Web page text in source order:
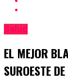
Salud
EL MEJOR
SUROESTE